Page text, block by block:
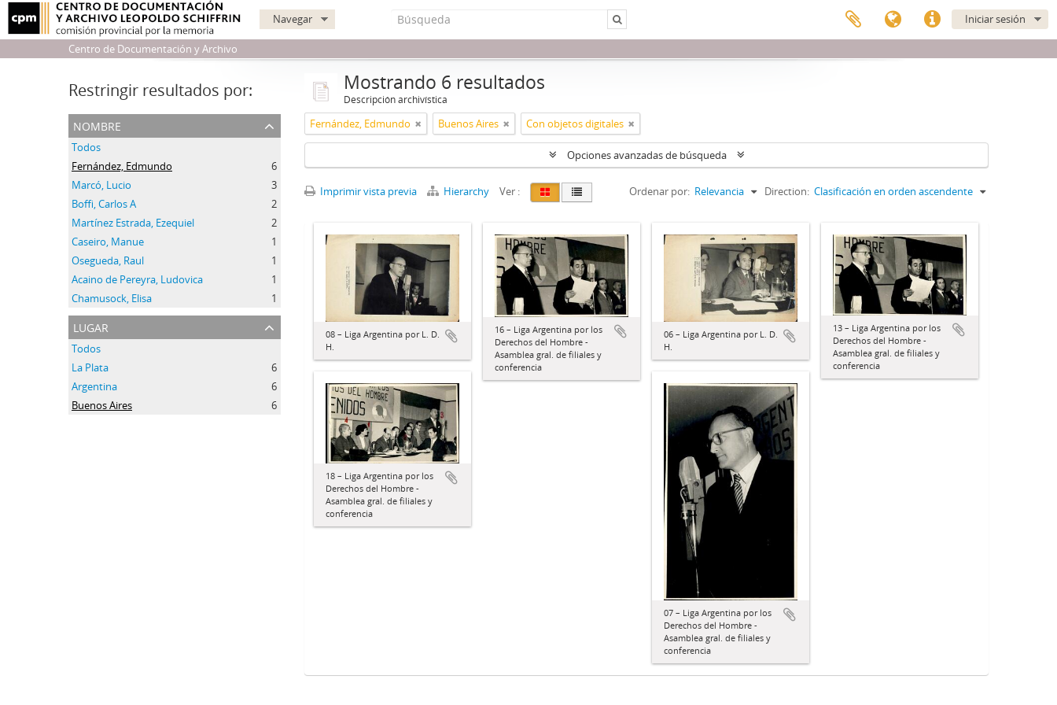
Iniciar sesión
Navegar
Centro de Documentación y Archivo
Restringir resultados por:
nombre
Todos
Fernández, Edmundo
6
Marcó, Lucio
3
Boffi, Carlos A
2
Martínez Estrada, Ezequiel
2
Caseiro, Manue
1
Osegueda, Raul
1
Acaino de Pereyra, Ludovica
1
Chamusock, Elisa
1
lugar
Todos
La Plata
6
Argentina
6
Buenos Aires
6
Mostrando 6 resultados
Descripción archivística
Fernández, Edmundo Buenos Aires Con objetos digitales
Opciones avanzadas de búsqueda
Imprimir vista previa Hierarchy Ver : Ordenar por: Relevancia Direction: Clasificación en orden ascendente
08 – Liga Argentina por L. D.
H.
16 – Liga Argentina por los
Derechos del Hombre -
Asamblea gral. de filiales y
conferencia
06 – Liga Argentina por L. D.
H.
13 – Liga Argentina por los
Derechos del Hombre -
Asamblea gral. de filiales y
conferencia
18 – Liga Argentina por los
Derechos del Hombre -
Asamblea gral. de filiales y
conferencia
07 – Liga Argentina por los
Derechos del Hombre -
Asamblea gral. de filiales y
conferencia